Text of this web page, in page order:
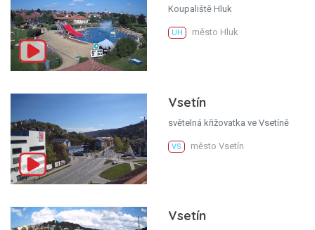
Koupaliště Hluk
UH město Hluk
Vsetín
světelná křižovatka ve Vsetíně
VS město Vsetín
Vsetín